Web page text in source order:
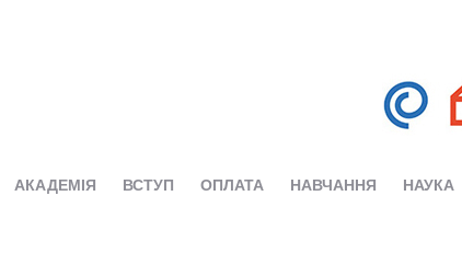
АКАДЕМІЯ ВСТУП ОПЛАТА НАВЧАННЯ НАУКА